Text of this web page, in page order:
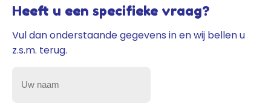
Heeft u een specifieke vraag?
Vul dan onderstaande gegevens in en wij bellen u
z.s.m. terug.
Uw